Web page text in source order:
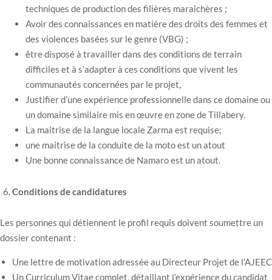
techniques de production des filières maraichères ;
Avoir des connaissances en matière des droits des femmes et
des violences basées sur le genre (VBG) ;
être disposé à travailler dans des conditions de terrain
difficiles et à s’adapter à ces conditions que vivent les
communautés concernées par le projet,
Justifier d’une expérience professionnelle dans ce domaine ou
un domaine similaire mis en œuvre en zone de Tillabery.
La maitrise de la langue locale Zarma est requise;
une maitrise de la conduite de la moto est un atout
Une bonne connaissance de Namaro est un atout.
Conditions de candidatures
Les personnes qui détiennent le profil requis doivent soumettre un
dossier contenant :
Une lettre de motivation adressée au Directeur Projet de l’AJEEC
Un Curriculum Vitae complet, détaillant l’expérience du candidat